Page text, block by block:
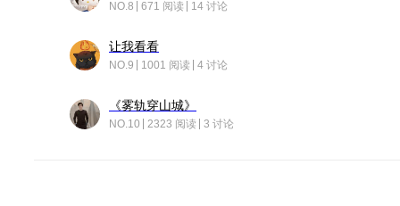
NO.8 671 阅读 14 讨论
让我看看
NO.9 1001 阅读 4 讨论
《雾轨穿山城》
NO.10 2323 阅读 3 讨论